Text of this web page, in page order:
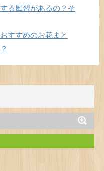
る風習があるの？そ
すすめのお花まと